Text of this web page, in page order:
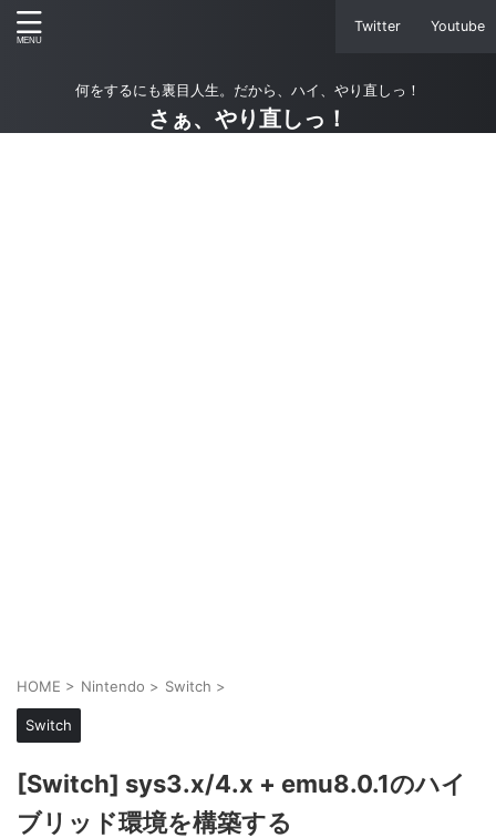
Twitter Youtube
何をするにも裏目人生。だから、ハイ、やり直しっ！
さぁ、やり直しっ！
HOME > Nintendo > Switch >
Switch
[Switch] sys3.x/4.x + emu8.0.1のハイ
ブリッド環境を構築する